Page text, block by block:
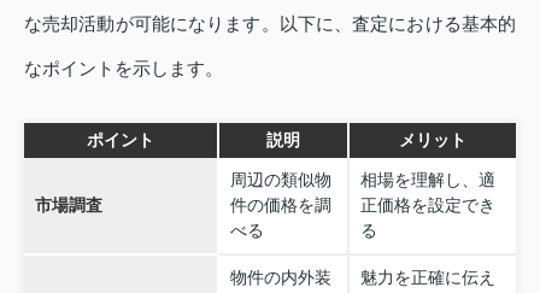
な売却活動が可能になります。以下に、査定における基本的
なポイントを示します。
ポイント 説明 メリット
市場調査
周辺の類似物
件の価格を調
べる
相場を理解し、適
正価格を設定でき
る
物件の内外装
魅力を正確に伝え